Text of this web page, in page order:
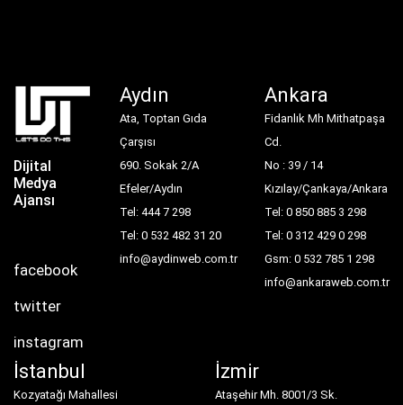
Dijital
Medya
Ajansı
facebook
twitter
instagram
Aydın
Ata, Toptan Gıda
Çarşısı
690. Sokak 2/A
Efeler/Aydın
Tel: 444 7 298
Tel: 0 532 482 31 20
info@aydinweb.com.tr
Ankara
Fidanlık Mh Mithatpaşa
Cd.
No : 39 / 14
Kızılay/Çankaya/Ankara
Tel: 0 850 885 3 298
Tel: 0 312 429 0 298
Gsm: 0 532 785 1 298
info@ankaraweb.com.tr
İstanbul
Kozyatağı Mahallesi
İzmir
Ataşehir Mh. 8001/3 Sk.